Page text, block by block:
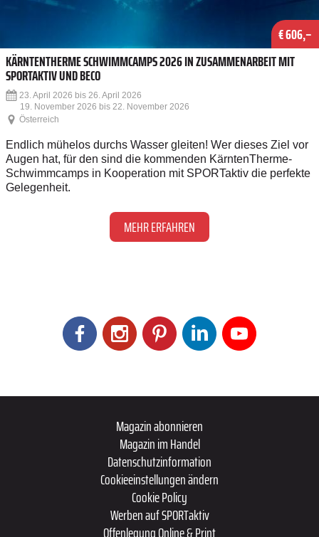
€ 606,–
KÄRNTENTHERME SCHWIMMCAMPS 2026 IN ZUSAMMENARBEIT MIT
SPORTAKTIV UND BECO
23. April 2026 bis 26. April 2026
19. November 2026 bis 22. November 2026
Österreich
Endlich mühelos durchs Wasser gleiten! Wer dieses Ziel vor
Augen hat, für den sind die kommenden KärntenTherme-
Schwimmcamps in Kooperation mit SPORTaktiv die perfekte
Gelegenheit.
MEHR ERFAHREN
Magazin abonnieren
Magazin im Handel
Datenschutzinformation
Cookieeinstellungen ändern
Cookie Policy
Werben auf SPORTaktiv
Offenlegung Online & Print